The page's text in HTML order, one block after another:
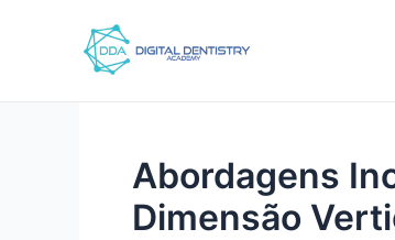
Abordagens
Dimensão
navegação